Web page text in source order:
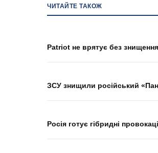
ЧИТАЙТЕ ТАКОЖ
Patriot не врятує без
ЗСУ знищили російський
Росія готує гібридні